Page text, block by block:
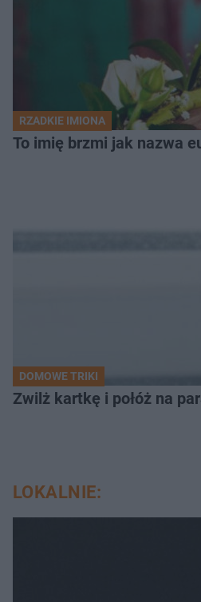
RZADKIE IMIONA
To imię brzmi jak nazwa
DOMOWE TRIKI
Zwilż kartkę i połóż na
LOKALNIE: